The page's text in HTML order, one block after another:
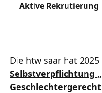
Aktive Rekrutierung
Die htw saar hat 2025
Selbstverpflichtung